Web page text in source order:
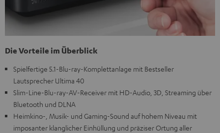
Die Vorteile im Überblick
Spielfertige 5.1-Blu-ray-Komplettanlage mit Bestseller
Lautsprecher Ultima 40
Slim-Line-Blu-ray-AV-Receiver mit HD-Audio, 3D, Streaming über
Bluetooth und DLNA
Heimkino-, Musik- und Gaming-Sound auf hohem Niveau mit
imposanter klanglicher Einhüllung und präziser Ortung aller